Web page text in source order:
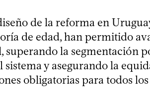
de la reforma en
de edad, han permitido
superando la segmentación
y asegurando la
obligatorias para todos